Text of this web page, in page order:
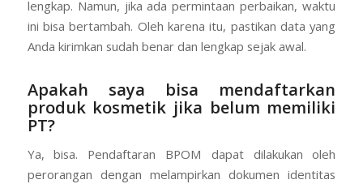
lengkap. Namun, jika ada permintaan perbaikan, waktu
ini bisa bertambah. Oleh karena itu, pastikan data yang
Anda kirimkan sudah benar dan lengkap sejak awal.
Apakah saya bisa mendaftarkan
produk kosmetik jika belum memiliki
PT?
Ya, bisa. Pendaftaran BPOM dapat dilakukan oleh
perorangan dengan melampirkan dokumen identitas